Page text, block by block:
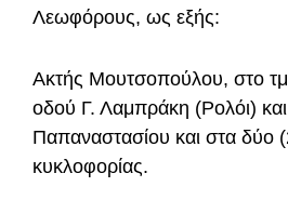
Λεωφόρους, ως εξής:
Ακτής Μουτσοπούλου, στο
οδού Γ. Λαμπράκη (Ρολόι)
Παπαναστασίου και στα δύο
κυκλοφορίας.